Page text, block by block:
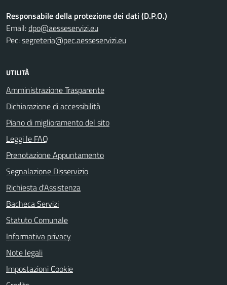
Responsabile della protezione dei dati (D.P.O.)
Email:dpo@aesseservizi.eu
Pec:segreteria@pec.aesseservizi.eu
UTILITÀ
Amministrazione Trasparente
Dichiarazione di accessibilità
Piano di miglioramento del sito
Leggi le FAQ
Prenotazione Appuntamento
Segnalazione Disservizio
Richiesta d'Assistenza
Bacheca Servizi
Statuto Comunale
Informativa privacy
Note legali
Impostazioni Cookie